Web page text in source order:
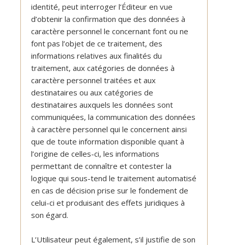
identité, peut interroger l’Éditeur en vue
d’obtenir la confirmation que des données à
caractère personnel le concernant font ou ne
font pas l’objet de ce traitement, des
informations relatives aux finalités du
traitement, aux catégories de données à
caractère personnel traitées et aux
destinataires ou aux catégories de
destinataires auxquels les données sont
communiquées, la communication des données
à caractère personnel qui le concernent ainsi
que de toute information disponible quant à
l’origine de celles-ci, les informations
permettant de connaître et contester la
logique qui sous-tend le traitement automatisé
en cas de décision prise sur le fondement de
celui-ci et produisant des effets juridiques à
son égard.
L’Utilisateur peut également, s’il justifie de son